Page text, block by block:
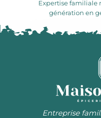
Expertise familiale
génération en
Entreprise